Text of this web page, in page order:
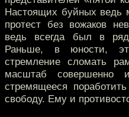
Настоящих буйных ведь
протест без вожаков
ведь всегда был в
Раньше, в юности,
стремление сломать
масштаб совершенно
стремящееся
свободу. Ему и